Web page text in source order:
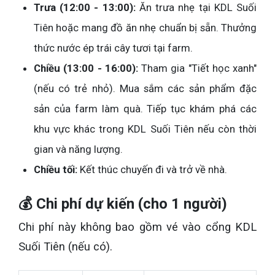
Trưa (12:00 - 13:00):Ăn trưa nhẹ tại KDL Suối
Tiên hoặc mang đồ ăn nhẹ chuẩn bị sẵn. Thưởng
thức nước ép trái cây tươi tại farm.
Chiều (13:00 - 16:00):Tham gia "Tiết học xanh"
(nếu có trẻ nhỏ). Mua sắm các sản phẩm đặc
sản của farm làm quà. Tiếp tục khám phá các
khu vực khác trong KDL Suối Tiên nếu còn thời
gian và năng lượng.
Chiều tối: Kết thúc chuyến đi và trở về nhà.
💰 Chi phí dự kiến (cho 1 người)
Chi phí này không bao gồm vé vào cổng KDL
Suối Tiên (nếu có).